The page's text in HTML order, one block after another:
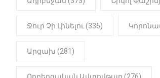
մարմինը
Ջուր Չի Լինելու (336)
Արցախ (281)